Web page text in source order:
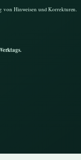
von Hinweisen und Korrekturen.